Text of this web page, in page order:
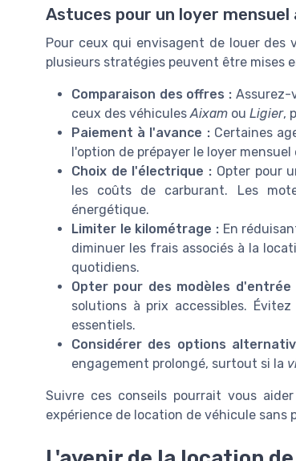
Astuces pour un loyer
Pour ceux qui envisagent de louer des
plusieurs stratégies peuvent être mises
Comparaison des offres : Assurez-
ceux des véhiculesAixam ou Ligier,
Paiement à l'avance :Certaines
l'option de prépayer le loyer
Choix de l'électrique : Opter pour
les coûts de carburant. Les
énergétique.
Limiter le kilométrage : En
diminuer les frais associés à la
quotidiens.
Opter pour des modèles d'entrée
solutions à prix accessibles.
essentiels.
Considérer des options
engagement prolongé, surtout si la
Suivre ces conseils pourrait vous
expérience de location de véhicule sans